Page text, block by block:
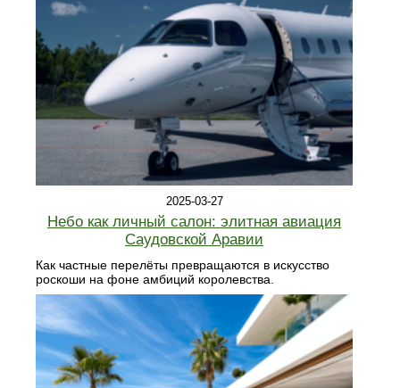
2025-03-27
Небо как личный салон: элитная авиация
Саудовской Аравии
Как частные перелёты превращаются в искусство
роскоши на фоне амбиций королевства.